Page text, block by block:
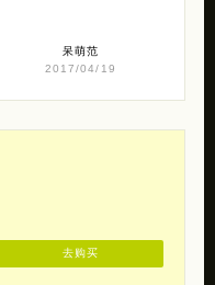
呆萌范
2017/04/19
去购买